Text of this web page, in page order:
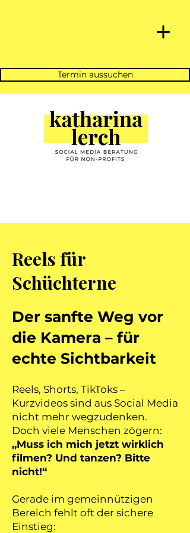
Termin aussuchen
Reels für
Schüchterne
Der sanfte Weg vor
die Kamera – für
echte Sichtbarkeit
Reels, Shorts, TikToks –
Kurzvideos sind aus Social Media
nicht mehr wegzudenken.
Doch viele Menschen zögern:
„Muss ich mich jetzt wirklich
filmen? Und tanzen? Bitte
nicht!“
Gerade im gemeinnützigen
Bereich fehlt oft der sichere
Einstieg: